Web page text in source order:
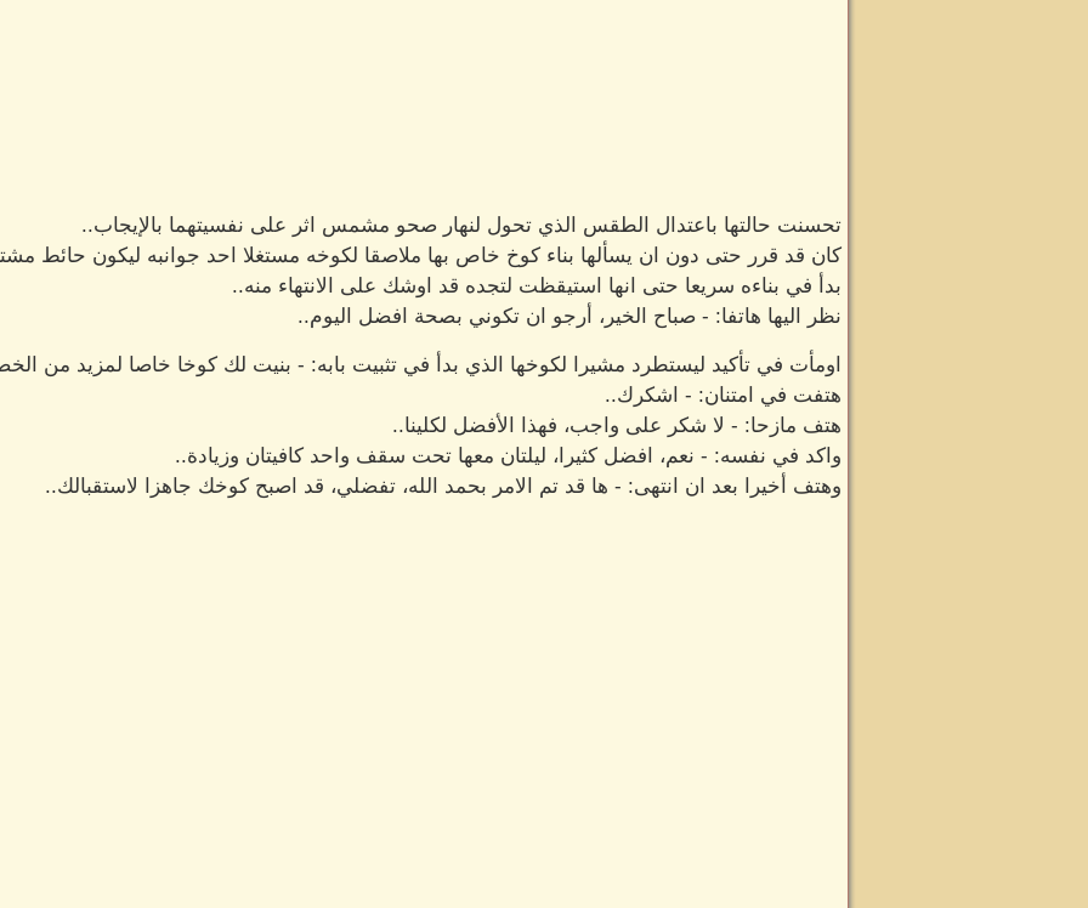
تحسنت حالتها باعتدال الطقس الذي تحول لنهار صحو مشمس اثر على نفسيتهما بالإيجاب..
كان قد قرر حتى دون ان يسألها بناء كوخ خاص بها ملاصقا لكوخه مستغلا احد جوانبه ليكون حائط
بدأ في بناءه سريعا حتى انها استيقظت لتجده قد اوشك على الانتهاء منه..
نظر اليها هاتفا: - صباح الخير، أرجو ان تكوني بصحة افضل اليوم..
اومأت في تأكيد ليستطرد مشيرا لكوخها الذي بدأ في تثبيت بابه: - بنيت لك كوخا خاصا لمزيد من
هتفت في امتنان: - اشكرك..
هتف مازحا: - لا شكر على واجب، فهذا الأفضل لكلينا..
واكد في نفسه: - نعم، افضل كثيرا، ليلتان معها تحت سقف واحد كافيتان وزيادة..
وهتف أخيرا بعد ان انتهى: - ها قد تم الامر بحمد الله، تفضلي، قد اصبح كوخك جاهزا لاستقبالك..